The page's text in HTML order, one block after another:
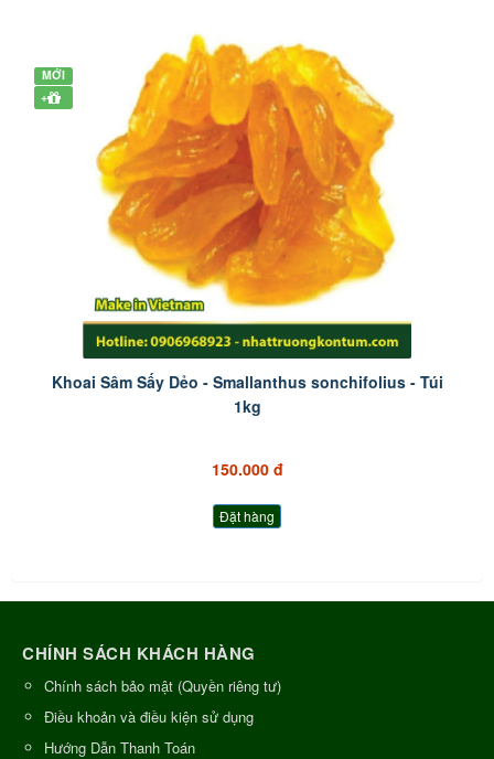
MỚI
+
Khoai Sâm Sấy Dẻo - Smallanthus sonchifolius - Túi
1kg
150.000 đ
Đặt hàng
CHÍNH SÁCH KHÁCH HÀNG
Chính sách bảo mật (Quyền riêng tư)
Điều khoản và điều kiện sử dụng
Hướng Dẫn Thanh Toán